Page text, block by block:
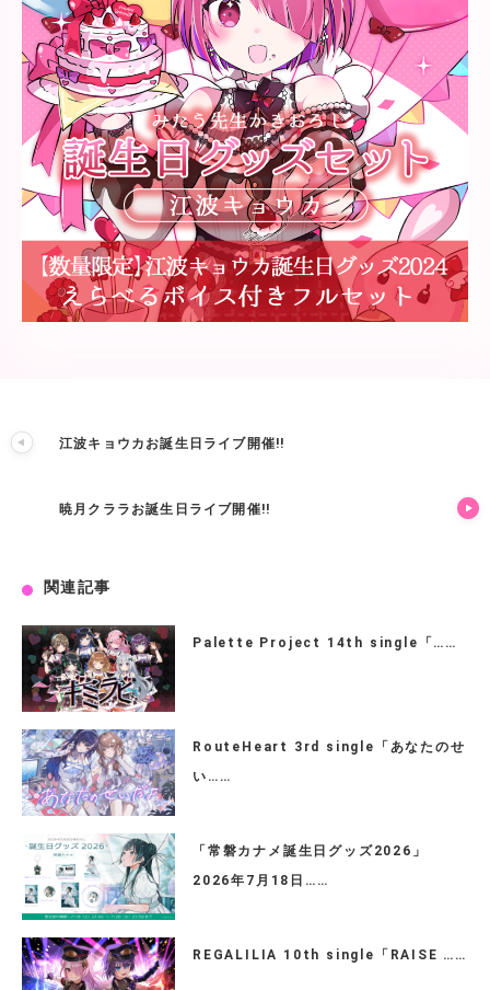
江波キョウカお誕生日ライブ開催!!
暁月クララお誕生日ライブ開催!!
関連記事
Palette Project 14th single「……
RouteHeart 3rd single「あなたのせ
い……
「常磐カナメ誕生日グッズ2026」
2026年7月18日……
REGALILIA 10th single「RAISE ……